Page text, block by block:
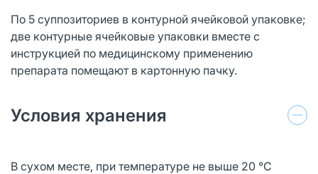
По 5 суппозиториев в контурной ячейковой упаковке;
две контурные ячейковые упаковки вместе с
инструкцией по медицинскому применению
препарата помещают в картонную пачку.
Условия хранения
В сухом месте, при температуре не выше 20 °C